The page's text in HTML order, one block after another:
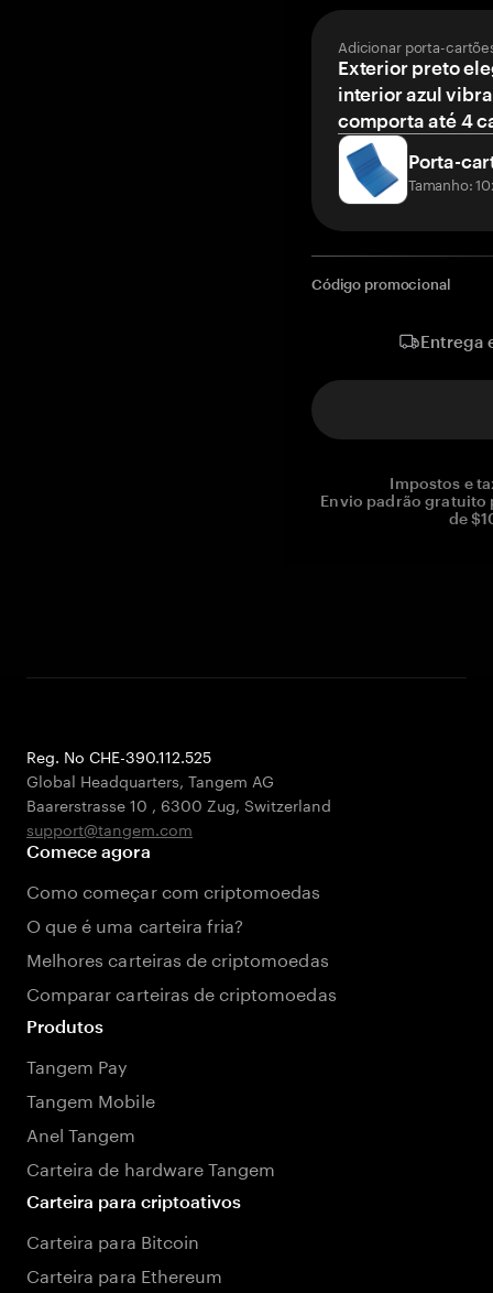
Adicionar porta-
Exterior preto
interior azul
comporta até 4
Porta-
Tamanho:
Código promocional
Entrega
Impostos e
Envio padrão gratuito
de
Reg. No CHE-390.112.525
Global Headquarters, Tangem AG
Baarerstrasse 10 , 6300 Zug, Switzerland
support@tangem.com
Comece agora
Como começar com criptomoedas
O que é uma carteira fria?
Melhores carteiras de criptomoedas
Comparar carteiras de criptomoedas
Produtos
Tangem Pay
Tangem Mobile
Anel Tangem
Carteira de hardware Tangem
Carteira para criptoativos
Carteira para Bitcoin
Carteira para Ethereum